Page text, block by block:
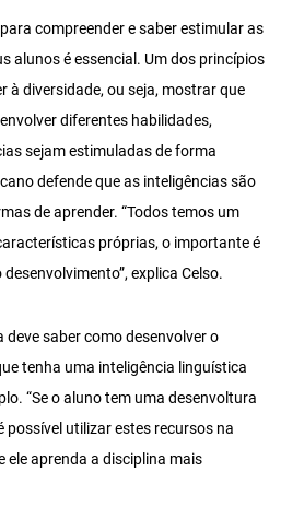
compreender e saber estimular as
alunos é essencial. Um dos princípios
à diversidade, ou seja, mostrar que
diferentes habilidades,
sejam estimuladas de forma
defende que as inteligências são
de aprender. “Todos temos um
próprias, o importante é
explica Celso.
saber como desenvolver o
tenha uma inteligência linguística
“Se o aluno tem uma desenvoltura
possível utilizar estes recursos na
aprenda a disciplina mais